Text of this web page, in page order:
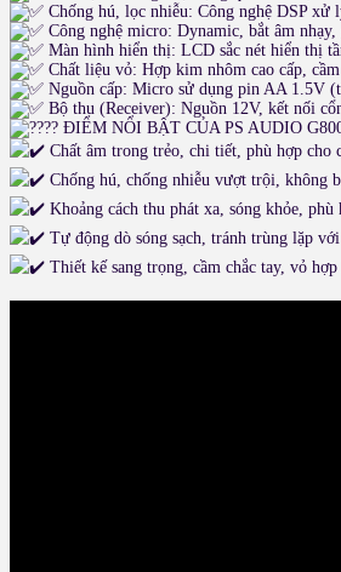
Chống hú, lọc nhiễu: Công nghệ DSP xử
Công nghệ micro: Dynamic, bắt âm nhạy,
Màn hình hiển thị: LCD sắc nét hiển thị
Chất liệu vỏ: Hợp kim nhôm cao cấp,
Nguồn cấp: Micro sử dụng pin AA 1.5V
Bộ thu (Receiver): Nguồn 12V, kết nối
ĐIỂM NỔI BẬT CỦA PS AUDIO
Chất âm trong trẻo, chi tiết, phù hợp cho
Chống hú, chống nhiễu vượt trội, không
Khoảng cách thu phát xa, sóng khỏe,
Tự động dò sóng sạch, tránh trùng lặp
Thiết kế sang trọng, cầm chắc tay, vỏ